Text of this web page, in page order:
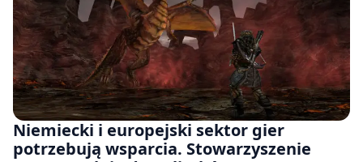
Niemiecki i europejski sektor gier
potrzebują wsparcia. Stowarzyszenie